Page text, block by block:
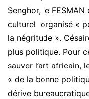
Senghor, le
culturel organisé «
la négritude ».
plus politique. Pour
sauver l’art africain,
« de la bonne
dérive